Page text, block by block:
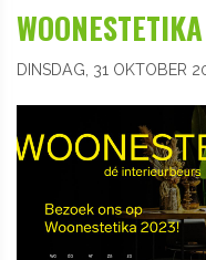
DINSDAG, 31 OKTOBER